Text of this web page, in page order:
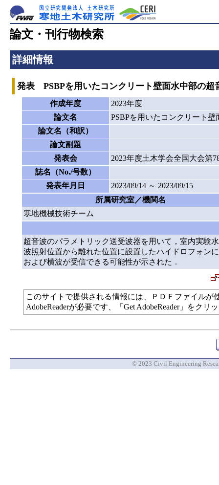
論文・刊行物検索
詳細情報
発表 PSBPを用いたコンクリート壁面水中部の超
作成年度
2023年度
論文名
PSBPを用いたコンクリート
論文名（和訳）
論文副題
発表会
2023年度土木学会全国大会第
誌名（No./号数）
発表年月日
2023/09/14 ～ 2023/09/15
所属研究室／機関名
寒地機械技術チーム
超音波のパラメトリック送受波器を用いて，室内実験
波照射位置から離れた位置に設置したハイドロフォン
および横波が受信できる可能性が示された．
このサイトで提供される情報には、ＰＤＦファイル
AdobeReaderが必要です、「Get AdobeReader」をク
© 2023 Civil Engineering